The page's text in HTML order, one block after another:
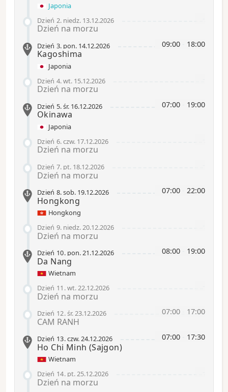
Japonia
Dzień 2. niedz. 13.12.2026
Dzień na morzu
09:00 18:00
Dzień 3. pon. 14.12.2026
Kagoshima
Japonia
Dzień 4.wt. 15.12.2026
Dzień na morzu
07:00 19:00
Dzień 5.śr. 16.12.2026
Okinawa
Japonia
Dzień 6.czw. 17.12.2026
Dzień na morzu
Dzień 7. pt. 18.12.2026
Dzień na morzu
07:00 22:00
Dzień 8.sob. 19.12.2026
Hongkong
Hongkong
Dzień 9. niedz.20.12.2026
Dzień na morzu
08:00 19:00
Dzień 10. pon.21.12.2026
Da Nang
Wietnam
Dzień 11 .wt.22.12.2026
Dzień na morzu
07:00 17:00
Dzień 12.śr.23.12.2026
CAM RANH
07:00 17:30
Dzień 13.czw.24.12.2026
Ho Chi Minh (Sajgon)
Wietnam
Dzień 14. pt.25.12.2026
Dzień na morzu